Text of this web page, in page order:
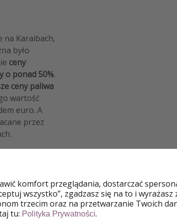
na Karaibach,
było
ceny
o ponad 50%.
ceny paliwa
wartość
euro. A
przez
4. Zapomnij o tanim Last
Jeszcze niedawno można
komfort przeglądania, dostarczać
wszystko”, zgadzasz się na to i wyrażasz
trzecim oraz na przetwarzanie Twoich
tu: Polityka Prywatności.